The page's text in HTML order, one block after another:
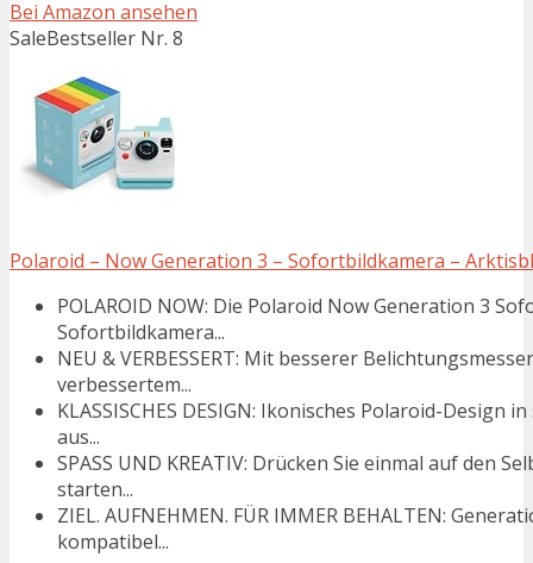
Bei Amazon ansehen
SaleBestseller Nr. 8
Polaroid – Now Generation 3 – Sofortbildkamera –
POLAROID NOW: Die Polaroid Now Generation 3
Sofortbildkamera...
NEU & VERBESSERT: Mit besserer
verbessertem...
KLASSISCHES DESIGN: Ikonisches Polaroid-
aus...
SPASS UND KREATIV: Drücken Sie einmal auf den
starten...
ZIEL. AUFNEHMEN. FÜR IMMER BEHALTEN:
kompatibel...